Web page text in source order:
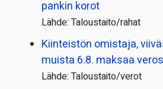
pankin korot
Lähde: Taloustaito/rahat
Kiinteistön omistaja,
muista 6.8. maksaa
Lähde: Taloustaito/verot